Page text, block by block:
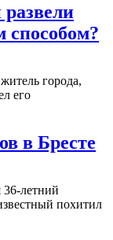
способом?
города,
его
в Бресте
летний
похитил